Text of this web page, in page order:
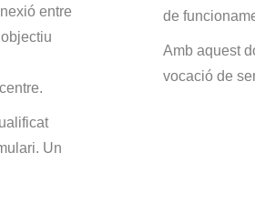
entre
Un
de
Amb aquest
vocació de